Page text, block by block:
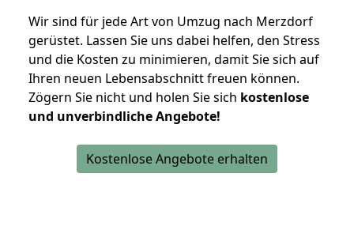
Wir sind für jede Art von Umzug nach Merzdorf
gerüstet. Lassen Sie uns dabei helfen, den Stress
und die Kosten zu minimieren, damit Sie sich auf
Ihren neuen Lebensabschnitt freuen können.
Zögern Sie nicht und holen Sie sich kostenlose
und unverbindliche Angebote!
Kostenlose Angebote erhalten